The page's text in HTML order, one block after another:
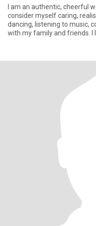
I am an authentic, cheerful
consider myself caring,
dancing, listening to music,
with my family and friends. I